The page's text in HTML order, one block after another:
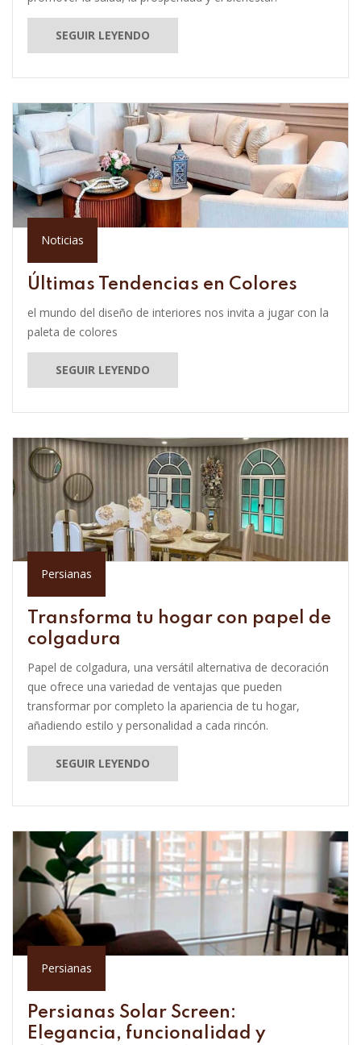
SEGUIR LEYENDO
Noticias
Últimas Tendencias en Colores
el mundo del diseño de interiores nos invita a jugar con la
paleta de colores
SEGUIR LEYENDO
Persianas
Transforma tu hogar con papel de
colgadura
Papel de colgadura, una versátil alternativa de decoración
que ofrece una variedad de ventajas que pueden
transformar por completo la apariencia de tu hogar,
añadiendo estilo y personalidad a cada rincón.
SEGUIR LEYENDO
Persianas
Persianas Solar Screen:
Elegancia, funcionalidad y